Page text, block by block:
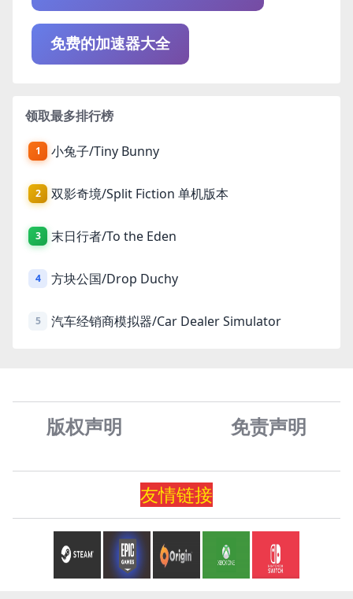
免费的加速器大全
领取最多排行榜
1 小兔子/Tiny Bunny
2 双影奇境/Split Fiction 单机版本
3 末日行者/To the Eden
4 方块公国/Drop Duchy
5 汽车经销商模拟器/Car Dealer Simulator
版权声明 免责声明
友情链接